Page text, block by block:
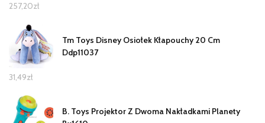
257,20zł
Tm Toys Disney Osiołek Kłapouchy 20 Cm
Ddp11037
31,49zł
B. Toys Projektor Z Dwoma Nakładkami Planety